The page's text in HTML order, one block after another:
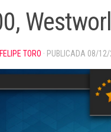
FELIPE TORO · PUBLICADA 08/12/